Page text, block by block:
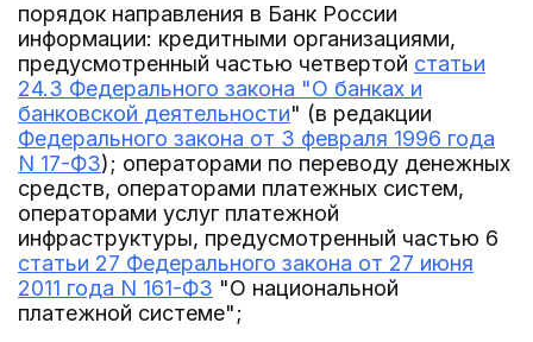
порядок направления в Банк России
информации: кредитными организациями,
предусмотренный частью четвертой статьи
24.3 Федерального закона "О банках и
банковской деятельности" (в редакции
Федерального закона от 3 февраля 1996 года
N 17-ФЗ); операторами по переводу денежных
средств, операторами платежных систем,
операторами услуг платежной
инфраструктуры, предусмотренный частью 6
статьи 27 Федерального закона от 27 июня
2011 года N 161-ФЗ "О национальной
платежной системе";